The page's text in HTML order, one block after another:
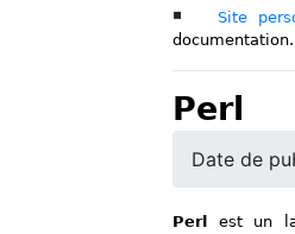
Site
documentation.
Perl
Date de
Perl
est un